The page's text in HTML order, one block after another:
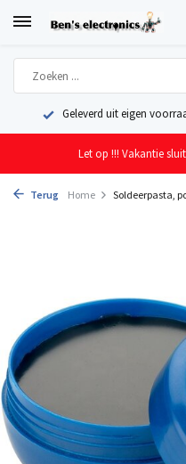
Geleverd uit eigen
Let op !!! Vakantie
Terug Home Soldeerpasta,